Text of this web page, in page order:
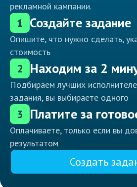
рекламной кампании.
1 Создайте задание
Опишите, что нужно сделать,
стоимость
2 Находим за 2
Подбираем лучших
задания, вы выбираете одного
3 Платите за
Оплачиваете, только если вы
результатом
Создать